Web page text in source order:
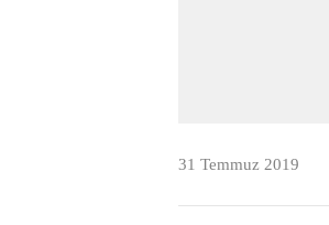
31 Temmuz 2019